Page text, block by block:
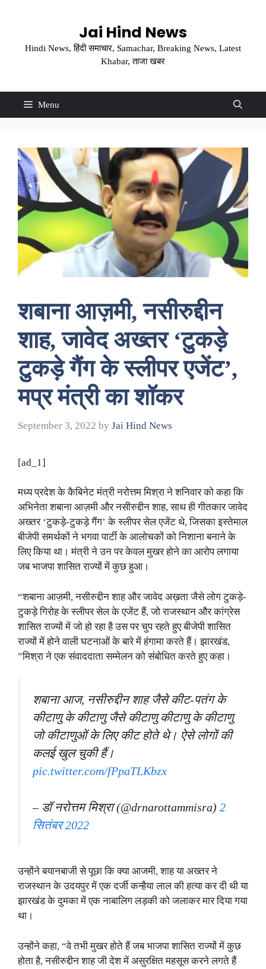
Jai Hind News
Hindi News, हिंदी समाचार, Samachar, Breaking News, Latest
Khabar, ताजा खबर
Menu
शबाना आज़मी, नसीरुद्दीन
शाह, जावेद अख्तर ‘टुकड़े
टुकड़े गैंग के स्लीपर एजेंट’,
मप्र मंत्री का शॉकर
September 3, 2022 by Jai Hind News
[ad_1]
मध्य प्रदेश के कैबिनेट मंत्री नरोत्तम मिश्रा ने शनिवार को कहा कि
अभिनेता शबाना आज़मी और नसीरुद्दीन शाह, साथ ही गीतकार जावेद
अख्तर ‘टुकड़े-टुकड़े गैंग’ के स्लीपर सेल एजेंट थे, जिसका इस्तेमाल
बीजेपी समर्थकों ने भगवा पार्टी के आलोचकों को निशाना बनाने के
लिए किया था। मंत्री ने उन पर केवल मुखर होने का आरोप लगाया
जब भाजपा शासित राज्यों में कुछ हुआ।
“शबाना आज़मी, नसीरुद्दीन शाह और जावेद अख़ता जैसे लोग टुकड़े-
टुकड़े गिरोह के स्लीपर सेल के एजेंट हैं, जो राजस्थान और कांग्रेस
शासित राज्यों में जो हो रहा है उस पर चुप रहते हुए बीजेपी शासित
राज्यों में होने वाली घटनाओं के बारे में हंगामा करते हैं। झारखंड,
”मिश्रा ने एक संवाददाता सम्मेलन को संबोधित करते हुए कहा।
शबाना आज, नसीरुद्दीन शाह जैसे कीट-पतंग के
कीटाणु के कीटाणु जैसे कीटाणु कीटाणु के कीटाणु
जो कीटाणुओं के लिए कीट होते थे। ऐसे लोगों की
कलई खुल चुकी हैं।
pic.twitter.com/fPpaTLKbzx
– डॉ नरोत्तम मिश्रा (@drnarottammisra) 2
सितंबर 2022
उन्होंने बयानबाजी से पूछा कि क्या आजमी, शाह या अख्तर ने
राजस्थान के उदयपुर में एक दर्जी कन्हैया लाल की हत्या कर दी थी या
झारखंड के दुमका में एक नाबालिग लड़की को जलाकर मार दिया गया
था।
उन्होंने कहा, “वे तभी मुखर होते हैं जब भाजपा शासित राज्यों में कुछ
होता है, नसीरुद्दीन शाह जी देश में असुरक्षित महसूस करने लगते हैं